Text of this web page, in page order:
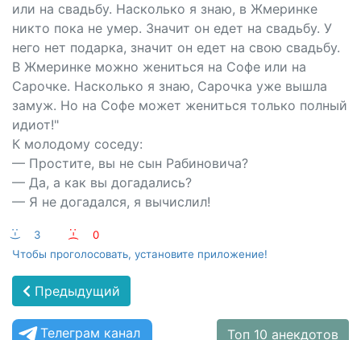
или на свадьбу. Насколько я знаю, в Жмеринке
никто пока не умер. Значит он едет на свадьбу. У
него нет подарка, значит он едет на свою свадьбу.
В Жмеринке можно жениться на Софе или на
Сарочке. Насколько я знаю, Сарочка уже вышла
замуж. Но на Софе может жениться только полный
идиот!"
К молодому соседу:
— Простите, вы не сын Рабиновича?
— Да, а как вы догадались?
— Я не догадался, я вычислил!
:-) 3 :-(
0
Чтобы проголосовать, установите приложение!
Предыдущий
Телеграм канал Топ 10 анекдотов